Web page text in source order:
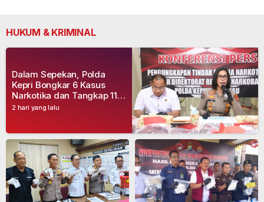
HUKUM & KRIMINAL
2 hari yang lalu
Dalam Sepekan, Polda
Kepri Bongkar 6 Kasus
Narkotika dan Tangkap 11
Tersangka